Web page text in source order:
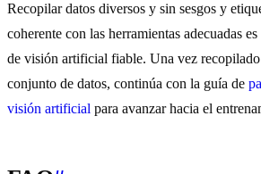
Recopilar datos diversos y sin sesgos y
coherente con las herramientas adecuadas
de visión artificial fiable. Una vez
conjunto de datos, continúa con la guía de
visión artificial para avanzar hacia el